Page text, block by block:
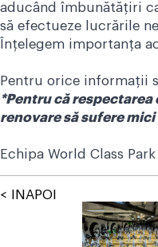
aducând îmbunătățiri
să efectueze lucrările
Înțelegem importanța
Pentru orice informații
*Pentru că
renovare să sufere
Echipa World Class Park
< INAPOI